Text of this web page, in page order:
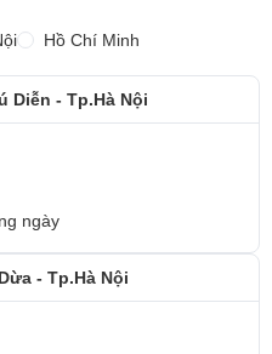
Hồ Chí Minh
Diễn - Tp.Hà Nội
ngày
- Tp.Hà Nội